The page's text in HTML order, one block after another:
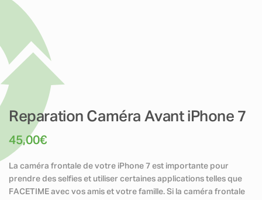
Reparation Caméra Avant iPhone 7
45,00€
La caméra frontale de votre iPhone 7 est importante pour
prendre des selfies et utiliser certaines applications telles que
FACETIME avec vos amis et votre famille. Si la caméra frontale